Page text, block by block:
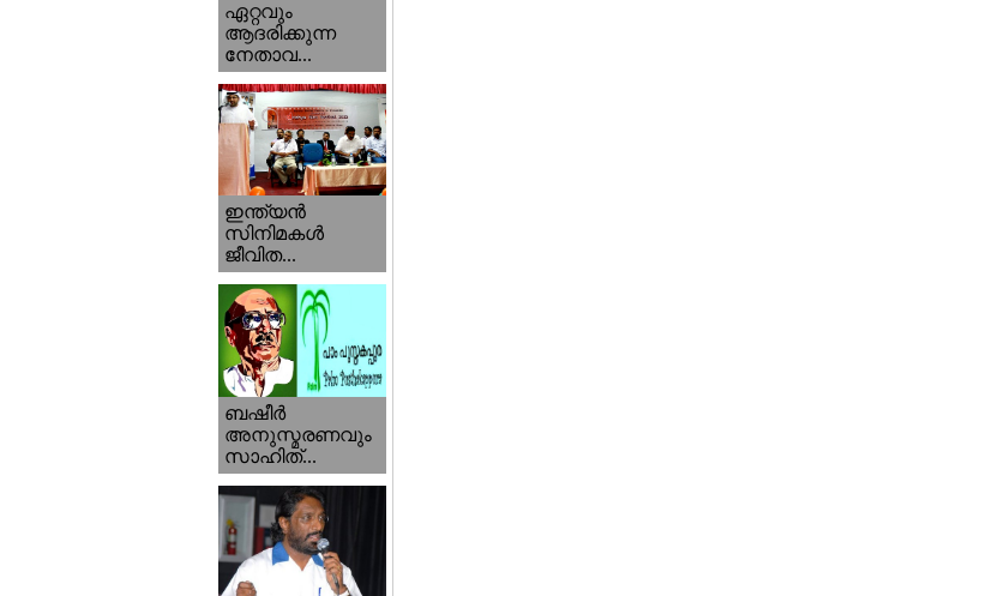
ഏറ്റവും
ആദരിക്കുന്ന
നേതാവ...
ഇന്ത്യന്‍
സിനിമകള്‍
ജീവിത...
ബഷീര്‍
അനുസ്മരണവും
സാഹിത്...